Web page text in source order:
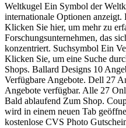
Weltkugel Ein Symbol der
internationale Optionen
Klicken Sie hier, um mehr zu
Forschungsunternehmen, das
konzentriert. Suchsymbol Ein
Klicken Sie, um eine Suche
Shops. Ballard Designs 10
Verfügbare Angebote. Dell 27
Angebote verfügbar. Alle 27
Bald ablaufend Zum Shop.
wird in einem neuen Tab
kostenlose CVS Photo